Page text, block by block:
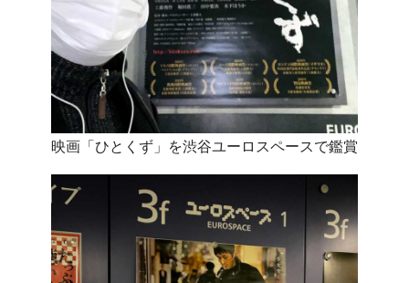
映画「ひとくず」を渋谷ユーロスペースで鑑賞